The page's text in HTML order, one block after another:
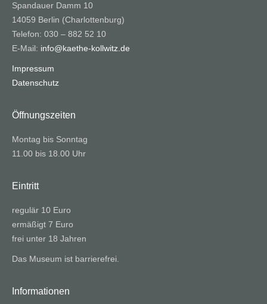
Spandauer Damm 10
14059 Berlin (Charlottenburg)
Telefon: 030 – 882 52 10
E-Mail: info@kaethe-kollwitz.de
Impressum
Datenschutz
Öffnungszeiten
Montag bis Sonntag
11.00 bis 18.00 Uhr
Eintritt
regulär 10 Euro
ermäßigt 7 Euro
frei unter 18 Jahren
Das Museum ist barrierefrei.
Informationen